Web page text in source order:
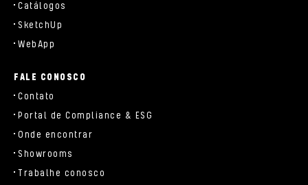
Catálogos
SketchUp
WebApp
FALE CONOSCO
Contato
Portal de Compliance & ESG
Onde encontrar
Showrooms
Trabalhe conosco